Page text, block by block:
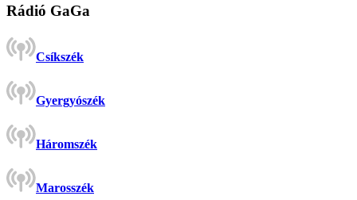
Rádió GaGa
Csíkszék
Gyergyószék
Háromszék
Marosszék